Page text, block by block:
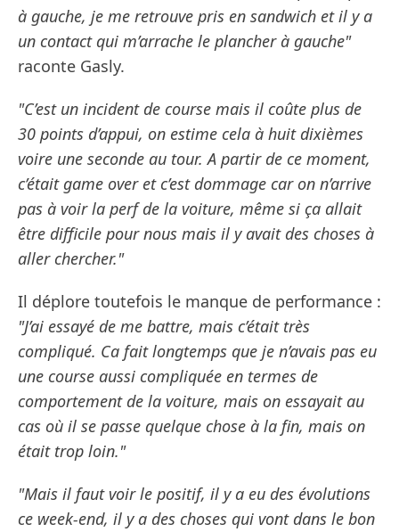
à gauche, je me retrouve pris en sandwich et il y a
un contact qui m’arrache le plancher à gauche"
raconte Gasly.
"C’est un incident de course mais il coûte plus de
30 points d’appui, on estime cela à huit dixièmes
voire une seconde au tour. A partir de ce moment,
c’était game over et c’est dommage car on n’arrive
pas à voir la perf de la voiture, même si ça allait
être difficile pour nous mais il y avait des choses à
aller chercher."
Il déplore toutefois le manque de performance :
"J’ai essayé de me battre, mais c’était très
compliqué. Ca fait longtemps que je n’avais pas eu
une course aussi compliquée en termes de
comportement de la voiture, mais on essayait au
cas où il se passe quelque chose à la fin, mais on
était trop loin."
"Mais il faut voir le positif, il y a eu des évolutions
ce week-end, il y a des choses qui vont dans le bon